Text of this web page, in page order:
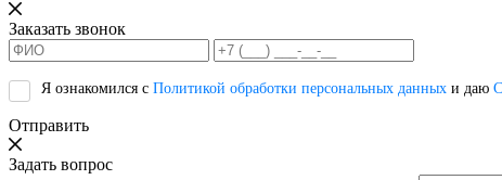
Заказать звонок
Я ознакомился с Политикой обработки персональных данных и даю
Отправить
Задать вопрос